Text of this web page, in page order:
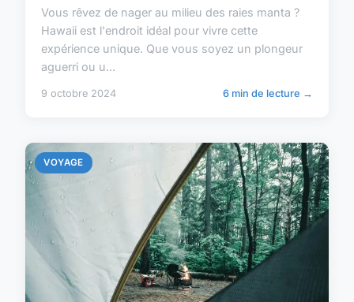
Vous rêvez de nager au milieu des raies manta ?
Hawaii est l'endroit idéal pour vivre cette
expérience unique. Que vous soyez un plongeur
aguerri ou u...
9 octobre 2024 6 min de lecture →
VOYAGE